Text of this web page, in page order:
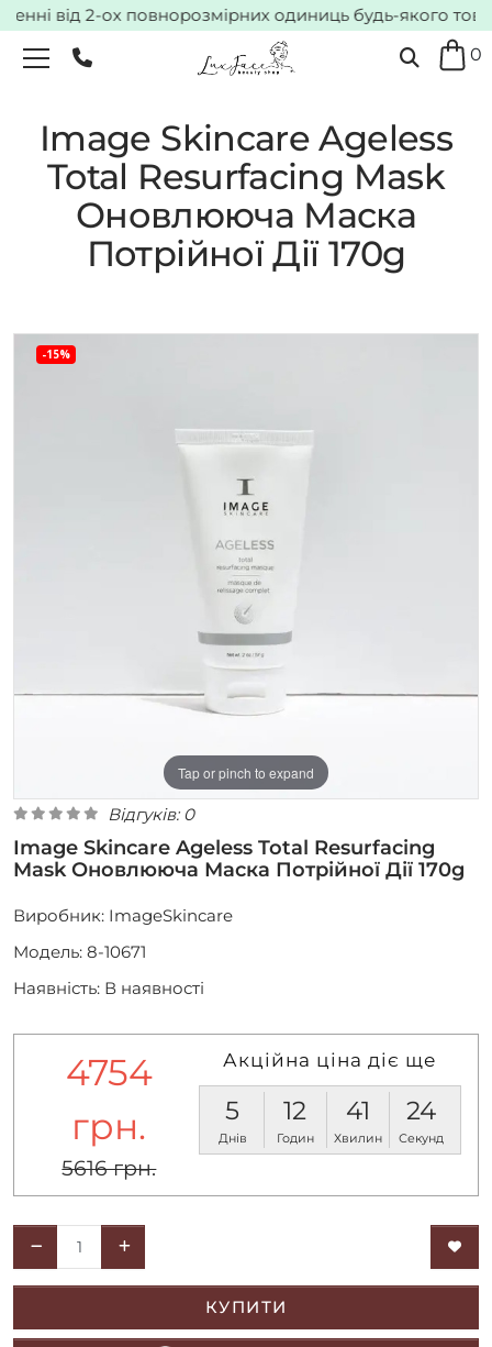
від 2-ох повнорозмірних одиниць будь-якого
0
Image Skincare Ageless
Total Resurfacing Mask
Оновлююча Маска
Потрійної Дії 170g
-15%
Tap or pinch to expand
Відгуків: 0
Image Skincare Ageless Total Resurfacing
Mask Оновлююча Маска Потрійної Дії 170g
Виробник: ImageSkincare
Модель: 8-10671
Наявність: В наявності
4754
грн.
5616 грн.
Акційна ціна діє ще
5
Днів
12
Годин
41
Хвилин
24
Секунд
КУПИТИ